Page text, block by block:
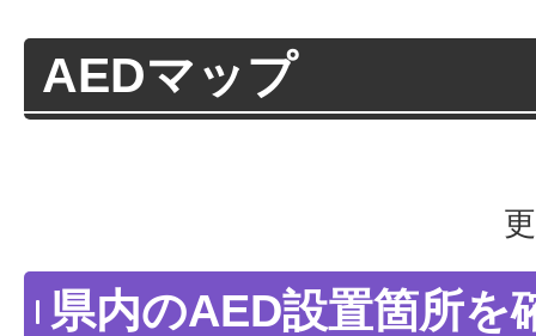
AEDマップ
県内のAED設置箇所を